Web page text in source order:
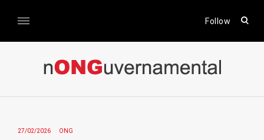
Follow
open
form
nONGuvernamental
27/02/2026 ONG